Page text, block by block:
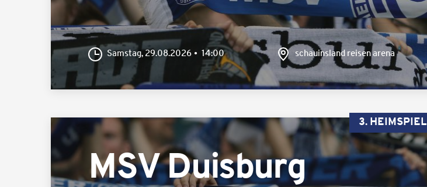
Samstag, 29.08.2026 14:00 schauinsland reisen arena
3. HEIMSPIEL
MSV Duisburg